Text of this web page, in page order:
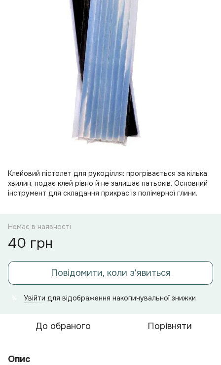
Клейовий пістолет для рукоділля: прогрівається за кілька
хвилин, подає клей рівно й не залишає патьоків. Основний
інструмент для складання прикрас із полімерної глини.
Немає в наявності
40 грн
Повідомити, коли з'явиться
Увійти для відображення накопичувальної знижки
До обраного Порівняти
Опис